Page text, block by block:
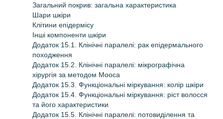
Загальний покрив: загальна характеристика
Шари шкіри
Клітини епідермісу
Інші компоненти шкіри
Додаток 15.1. Клінічні паралелі: рак епідермального
походження
Додаток 15.2. Клінічні паралелі: мікрографічна
хірургія за методом Мооса
Додаток 15.3. Функціональні міркування: колір шкіри
Додаток 15.4. Функціональні міркування: ріст волосся
та його характеристики
Додаток 15.5. Клінічні паралелі: потовиділення та